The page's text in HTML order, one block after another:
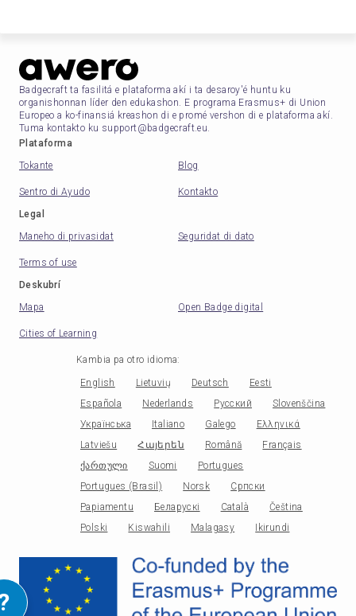
Badgecraft ta fasilitá e plataforma akí i ta desaroy'é huntu ku
organishonnan líder den edukashon. E programa Erasmus+ di Union
Europeo a ko-finansiá kreashon di e promé vershon di e plataforma akí.
Tuma kontakto ku support@badgecraft.eu.
Plataforma
Tokante
Blog
Sentro di Ayudo
Kontakto
Legal
Maneho di privasidat
Seguridat di dato
Terms of use
Deskubrí
Mapa
Open Badge digital
Cities of Learning
Kambia pa otro idioma:
English Lietuvių Deutsch
Eesti
Española
Nederlands Русский
Slovenščina
Українська
Italiano Galego
Ελληνικά
Latviešu
Հայերեն Română
Français
ქართული
Suomi
Portugues
Portugues (Brasil)
Norsk
Српски
Papiamentu
Беларускі Català
Čeština
Polski
Kiswahili Malagasy Ikirundi